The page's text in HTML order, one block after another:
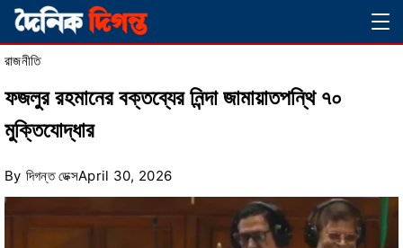
Skip
to
content
রাজনীতি
ফজলুর রহমানের বক্তব্যের নিন্দা জামায়াতপন্থি ৭০
মুক্তিযোদ্ধার
By দিগন্ত ডেক্সApril 30, 2026